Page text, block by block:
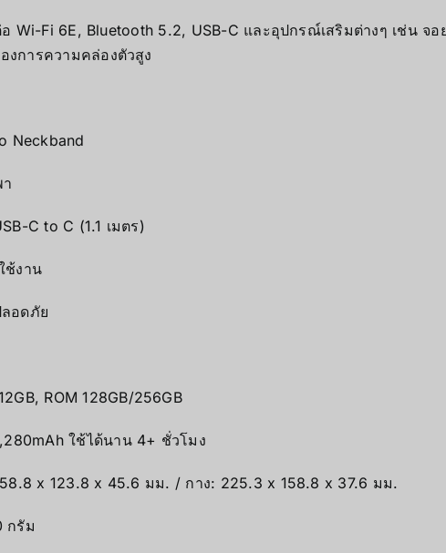
Wi-Fi 6E, Bluetooth 5.2, USB-C และอุปกรณ์เสริมต่างๆ เช่น จ
งการความคล่องตัวสูง
Neckband
C to C (1.1 เมตร)
ช้งาน
อดภัย
ROM 128GB/256GB
ใช้ได้นาน 4+ ชั่วโมง
x 123.8 x 45.6 มม. / กาง: 225.3 x 158.8 x 37.6 มม.
กรัม